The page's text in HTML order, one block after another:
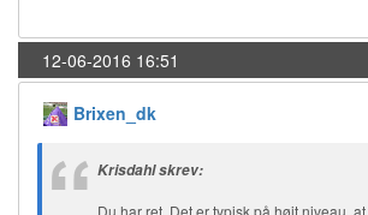
12-06-2016 16:51
Brixen_dk
Krisdahl skrev: